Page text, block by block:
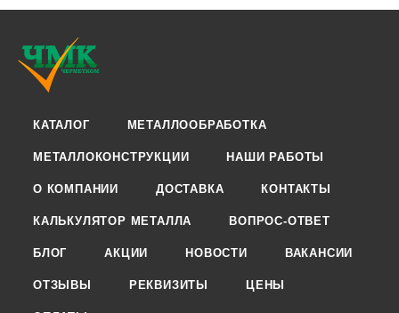
КАТАЛОГ МЕТАЛЛООБРАБОТКА
МЕТАЛЛОКОНСТРУКЦИИ НАШИ РАБОТЫ
О КОМПАНИИ ДОСТАВКА КОНТАКТЫ
КАЛЬКУЛЯТОР МЕТАЛЛА ВОПРОС-ОТВЕТ
БЛОГ АКЦИИ НОВОСТИ ВАКАНСИИ
ОТЗЫВЫ РЕКВИЗИТЫ ЦЕНЫ